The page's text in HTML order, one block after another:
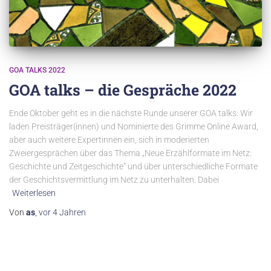
GOA TALKS 2022
GOA talks – die Gespräche 2022
Ende Oktober geht es in die nächste Runde unserer GOA talks: Wir
laden Preisträger(innen) und Nominierte des Grimme Online Award,
aber auch weitere Expertinnen ein, sich in moderierten
Zweiergesprächen über das Thema „Neue Erzählformate im Netz:
Geschichte und Zeitgeschichte“ und über unterschiedliche Formate
der Geschichtsvermittlung im Netz zu unterhalten. Dabei
Weiterlesen
Von as vor4 Jahren